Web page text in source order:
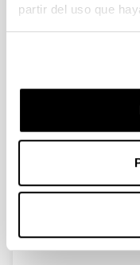
partir del uso que
Autoría:
Beascoechea
2008
Movimientos
Rivera, A.; Ortiz
Página de inicio -
17 - 41
Madrid, Abada